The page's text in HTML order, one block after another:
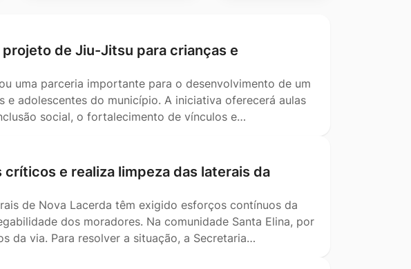
de Jiu-Jitsu para crianças e
uma parceria importante para o desenvolvimento de um
adolescentes do município. A iniciativa oferecerá aulas
social, o fortalecimento de vínculos e…
e realiza limpeza das laterais da
de Nova Lacerda têm exigido esforços contínuos da
dos moradores. Na comunidade Santa Elina, por
da via. Para resolver a situação, a Secretaria…